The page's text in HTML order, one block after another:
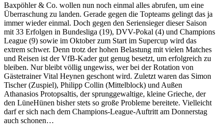
Baxpöhler & Co. wollen nun noch einmal alles abrufen, um eine
Überraschung zu landen. Gerade gegen die Topteams gelingt das ja
immer wieder einmal. Doch gegen den Seriensieger dieser Saison
mit 33 Erfolgen in Bundesliga (19), DVV-Pokal (4) und Champions
League (9) sowie im Oktober zum Start im Supercup wird das
extrem schwer. Denn trotz der hohen Belastung mit vielen Matches
und Reisen ist der VfB-Kader gut genug besetzt, um erfolgreich zu
bleiben. Nur bleibt völlig ungewiss, wer bei der Rotation von
Gästetrainer Vital Heynen geschont wird. Zuletzt waren das Simon
Tischer (Zuspiel), Philipp Collin (Mittelblock) und Außen
Athanasios Protopsaltis, der sprunggewaltige, kleine Grieche, der
den LüneHünen bisher stets so große Probleme bereitete. Vielleicht
darf er sich nach dem Champions-League-Auftritt am Donnerstag
auch schonen…